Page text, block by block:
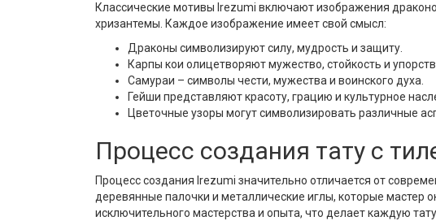
Классические мотивы Irezumi включают изображения
хризантемы. Каждое изображение имеет свой смысл:
Драконы символизируют силу, мудрость и защиту.
Карпы кои олицетворяют мужество, стойкость и
Самураи – символы чести, мужества и воинского духа.
Гейши представляют красоту, грацию и культурное
Цветочные узоры могут символизировать различные
Процесс создания тату с
Процесс создания Irezumi значительно отличается от
деревянные палочки и металлические иглы, которые мастер
исключительного мастерства и опыта, что делает каждую